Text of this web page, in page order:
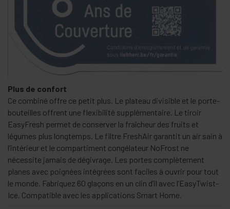
Plus de confort
Ce combiné offre ce petit plus. Le plateau divisible et le porte-
bouteilles offrent une flexibilité supplémentaire. Le tiroir
EasyFresh permet de conserver la fraîcheur des fruits et
légumes plus longtemps. Le filtre FreshAir garantit un air sain à
l’intérieur et le compartiment congélateur NoFrost ne
nécessite jamais de dégivrage. Les portes complètement
planes avec poignées intégrées sont faciles à ouvrir pour tout
le monde. Fabriquez 60 glaçons en un clin d’il avec l’EasyTwist-
Ice. Compatible avec les applications Smart Home.